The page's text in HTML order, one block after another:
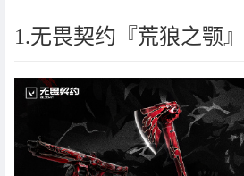
1.无畏契约『荒狼之颚